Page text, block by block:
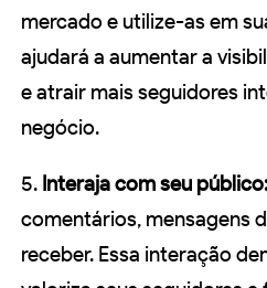
mercado e utilize-as em
ajudará a aumentar a
e atrair mais seguidores
negócio.
5. Interaja com seu público:
comentários, mensagens
receber. Essa interação